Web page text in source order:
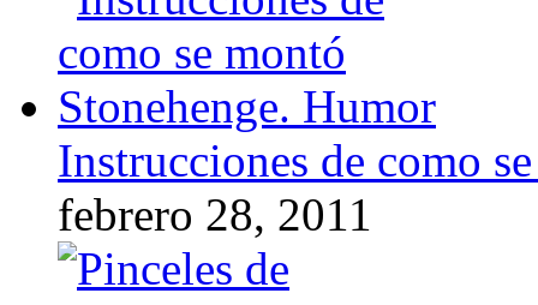
Instrucciones de como
febrero 28, 2011